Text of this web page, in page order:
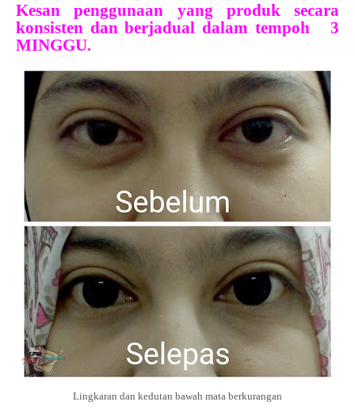
Kesan penggunaan yang produk secara
konsisten dan berjadual dalam tempoh 3
MINGGU.
Lingkaran dan kedutan bawah mata berkurangan